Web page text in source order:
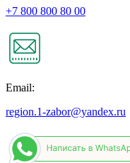
+7 800 800 80 00
Email:
region.1-zabor@yandex.ru